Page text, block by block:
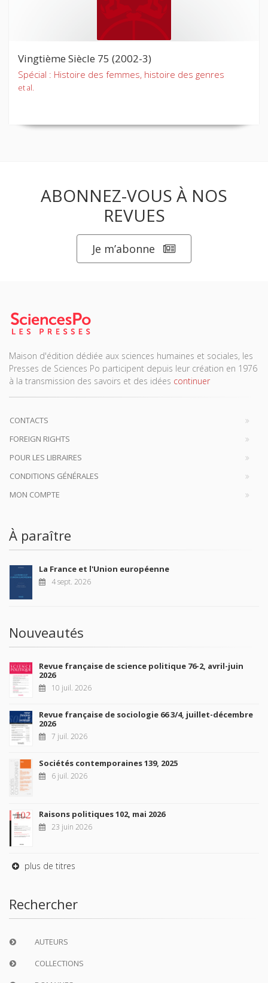
Vingtième Siècle 75 (2002-3)
Spécial : Histoire des femmes, histoire des genres
et al.
ABONNEZ-VOUS À NOS
REVUES
Je m’abonne
Maison d'édition dédiée aux sciences humaines et sociales, les
Presses de Sciences Po participent depuis leur création en 1976
à la transmission des savoirs et des idées continuer
CONTACTS
FOREIGN RIGHTS
POUR LES LIBRAIRES
CONDITIONS GÉNÉRALES
MON COMPTE
À paraître
La France et l'Union européenne
4 sept. 2026
Nouveautés
Revue française de science politique 76-2, avril-juin
2026
10 juil. 2026
Revue française de sociologie 66 3/4, juillet-décembre
2026
7 juil. 2026
Sociétés contemporaines 139, 2025
6 juil. 2026
Raisons politiques 102, mai 2026
23 juin 2026
plus de titres
Rechercher
AUTEURS
COLLECTIONS